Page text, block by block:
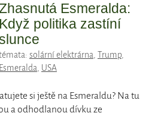
Esmeralda:
Když politika zastíní
solární elektrárna, Trump,
Esmeralda, USA
si ještě na Esmeraldu? Na tu
a odhodlanou dívku ze